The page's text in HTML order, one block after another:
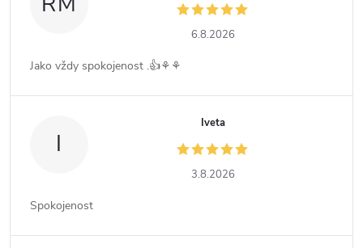
6.8.2026
Jako vždy spokojenost .👍⚘️⚘️
I
Iveta
3.8.2026
Spokojenost